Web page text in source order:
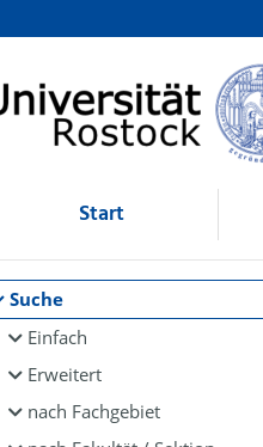
Start
Suche
Einfach
Erweitert
nach Fachgebiet